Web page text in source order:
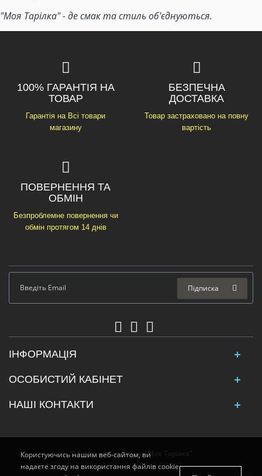
"Моя Тарілка" - де смак та стиль об'єднуються.
100% ГАРАНТІЯ НА
ТОВАР
Гарантія на Всі товари
магазину
БЕЗПЕЧНА
ДОСТАВКА
Товар застраховано на повну
вартість
ПОВЕРНЕННЯ ТА
ОБМІН
Безпроблемне повернення чи
обмін протягом 14 днів
Підписка
ІНФОРМАЦІЯ
ОСОБИСТИЙ КАБІНЕТ
НАШІ КОНТАКТИ
© Інтернет - магазин "Моя Тарілка"
Користуючись нашим веб-сайтом, ви
надаєте згоду на використання файлів cookie